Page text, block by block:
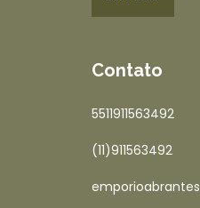
Contato
5511911563492
(11)911563492